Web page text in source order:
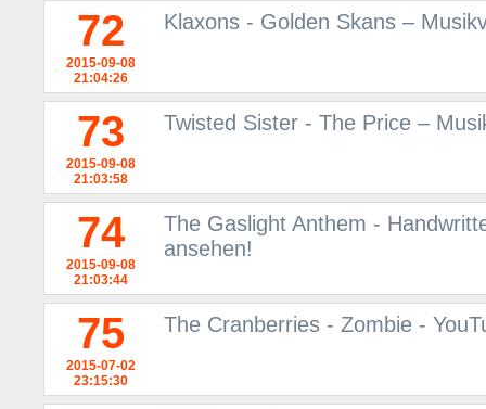
72
2015-09-08
21:04:26
Klaxons - Golden Skans –
73
2015-09-08
21:03:58
Twisted Sister - The Price –
74
2015-09-08
21:03:44
The Gaslight Anthem -
ansehen!
75
2015-07-02
23:15:30
The Cranberries - Zombie -